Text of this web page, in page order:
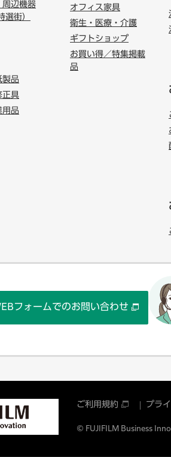
周辺機器
選街）
製品
正具
用品
オフィス家具
衛生・医療・介護
ギフトショップ
お買い得／特集掲載
品
フォームでのお問い合わせ
ご利用規約 プラ
© FUJIFILM Business